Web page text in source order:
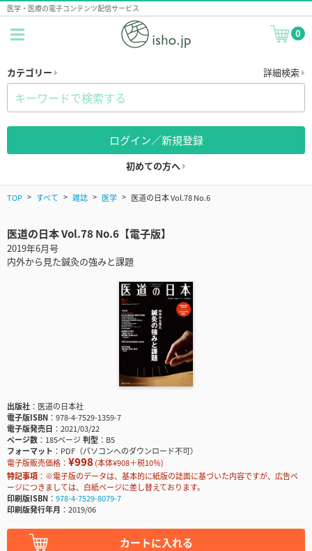
医学・医療の電子コンテンツ配信サービス
0
カテゴリー 詳細検索
ログイン／新規登録
初めての方へ
TOP すべて 雑誌 医学 医道の日本 Vol.78 No.6
医道の日本 Vol.78 No.6【電子版】
2019年6月号
内外から見た鍼灸の強みと課題
出版社
医道の日本社
電子版ISBN
978-4-7529-1359-7
電子版発売日
2021/03/22
ページ数
185ページ判型
B5
フォーマット
PDF（パソコンへのダウンロード不可）
電子版販売価格： ¥998 (本体¥908＋税10％)
特記事項
※電子版のデータは、基本的に紙版の誌面に基づいた内容ですが、広告ペ
ージにつきましては、白紙ページに差し替えております。
印刷版ISBN
978-4-7529-8079-7
印刷版発行年月
2019/06
カートに入れる